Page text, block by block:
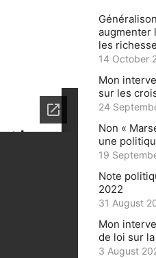
augmenter
les
14 October
Mon
sur les
24
Non «
une
19
Note
2022
31 August
Mon
de loi sur
3 August